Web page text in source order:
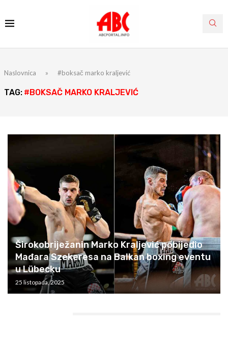
Naslovnica » #boksač marko kraljević
TAG: #BOKSAČ MARKO KRALJEVIĆ
Širokobriježanin Marko Kraljević pobijedio
Mađara Szekeresa na Balkan boxing eventu
u Lübecku
25 listopada, 2025